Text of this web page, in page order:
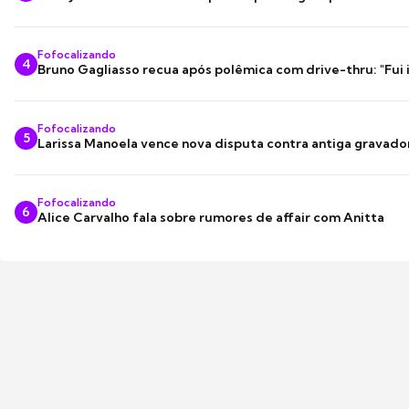
4
Fofocalizando
Bruno Gagliasso recua após polêmica com drive-thru: "Fui
5
Fofocalizando
Larissa Manoela vence nova disputa contra antiga
6
Fofocalizando
Alice Carvalho fala sobre rumores de affair com Anitta